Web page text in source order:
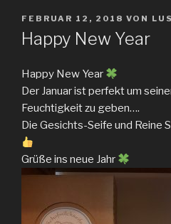
VERÖFFENTLICHT
AM
FEBRUAR 12, 2018 VON
Happy New Year
Happy New Year
Der Januar ist perfekt um
Feuchtigkeit zu geben….
Die Gesichts-Seife und Reine
Grüße ins neue Jahr